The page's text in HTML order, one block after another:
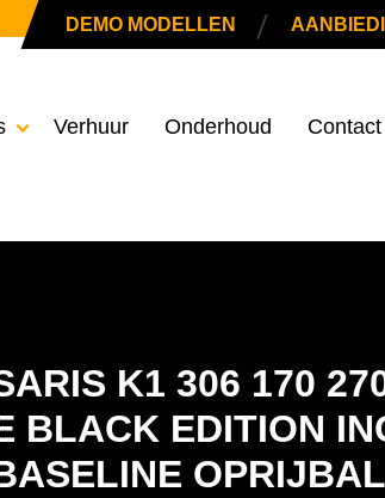
DEMO MODELLEN |
 Verhuur Onderhoud Contact
K1 306 170
BLACK EDITION